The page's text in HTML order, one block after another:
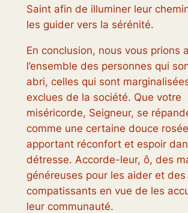
Saint afin de illuminer leur
les guider vers la sérénité.
En conclusion, nous vous prions
l’ensemble des personnes qui
abri, celles qui sont
exclues de la société. Que votre
miséricorde, Seigneur, se
comme une certaine douce
apportant réconfort et espoir
détresse. Accorde-leur, ô, des
généreuses pour les aider et
compatissants en vue de les
leur communauté.